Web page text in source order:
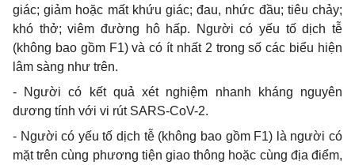
giác; giảm hoặc mất khứu giác; đau, nhức đầu; tiêu chảy;
khó thở; viêm đường hô hấp. Người có yếu tố dịch tễ
(không bao gồm F1) và có ít nhất 2 trong số các biểu hiện
lâm sàng như trên.
- Người có kết quả xét nghiệm nhanh kháng nguyên
dương tính với vi rút SARS-CoV-2.
- Người có yếu tố dịch tễ (không bao gồm F1) là người có
mặt trên cùng phương tiện giao thông hoặc cùng địa điểm,